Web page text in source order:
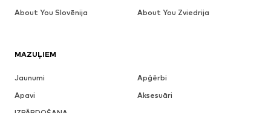
MAZUĻIEM
Jaunumi
Apģērbi
Apavi
Aksesuāri
About You Slovēnija
About You Zviedrija